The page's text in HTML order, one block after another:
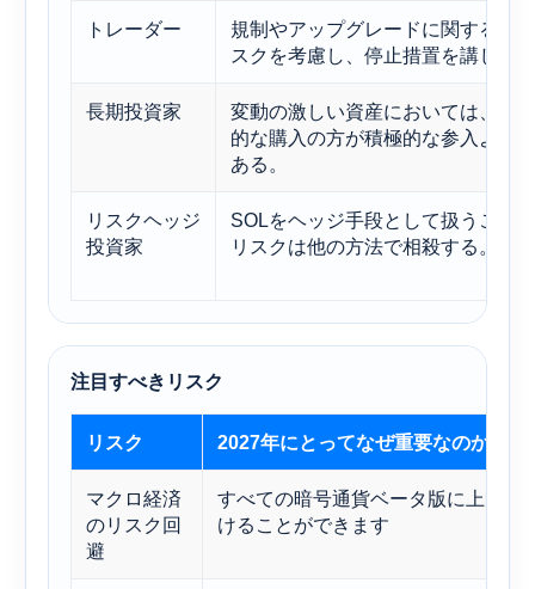
トレーダー
規制やアップグレードに関するイ
スクを考慮し、停止措置を講じる。
長期投資家
変動の激しい資産においては、少
的な購入の方が積極的な参入より
ある。
リスクヘッジ
投資家
SOLをヘッジ手段として扱うこと
リスクは他の方法で相殺する。
注目すべきリスク
リスク 2027年にとってなぜ重要なのか
マクロ経済
のリスク回
避
すべての暗号通貨ベータ版に上限を
けることができます